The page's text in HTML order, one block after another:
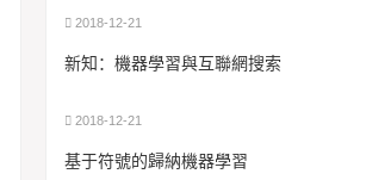
2018-12-21
新知：機器學習與互聯網搜索
2018-12-21
基于符號的歸納機器學習